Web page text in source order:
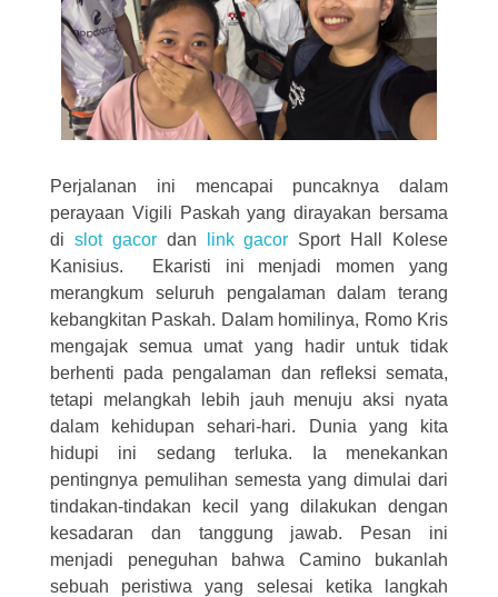
Perjalanan ini mencapai puncaknya dalam
perayaan Vigili Paskah yang dirayakan bersama
di slot gacordan link gacor Sport Hall Kolese
Kanisius. Ekaristi ini menjadi momen yang
merangkum seluruh pengalaman dalam terang
kebangkitan Paskah. Dalam homilinya, Romo Kris
mengajak semua umat yang hadir untuk tidak
berhenti pada pengalaman dan refleksi semata,
tetapi melangkah lebih jauh menuju aksi nyata
dalam kehidupan sehari-hari. Dunia yang kita
hidupi ini sedang terluka. Ia menekankan
pentingnya pemulihan semesta yang dimulai dari
tindakan-tindakan kecil yang dilakukan dengan
kesadaran dan tanggung jawab. Pesan ini
menjadi peneguhan bahwa Camino bukanlah
sebuah peristiwa yang selesai ketika langkah